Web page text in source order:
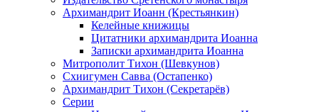
Архимандрит Иоанн (Крестьянкин)
Келейные книжицы
Цитатники архимандрита Иоанна
Записки архимандрита Иоанна
Митрополит Тихон (Шевкунов)
Схиигумен Савва (Остапенко)
Архимандрит Тихон (Секретарёв)
Серии